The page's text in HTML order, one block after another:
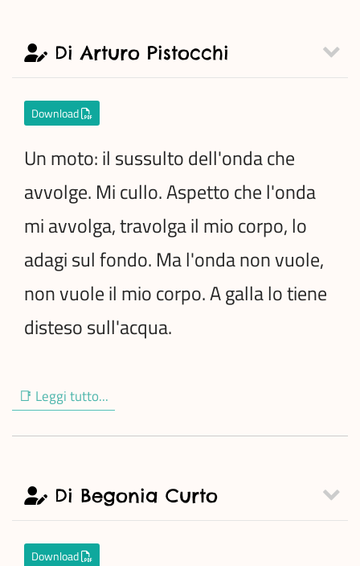
Di Arturo Pistocchi
Download
Un moto: il sussulto dell'onda che
avvolge. Mi cullo. Aspetto che l'onda
mi avvolga, travolga il mio corpo, lo
adagi sul fondo. Ma l'onda non vuole,
non vuole il mio corpo. A galla lo tiene
disteso sull'acqua.
📑 Leggi tutto...
Di Begonia Curto
Download